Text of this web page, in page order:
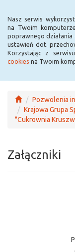
Nasz serwis
na Twoim
poprawnego działania
ustawień dot.
Korzystając z
cookies na Twoim
Pozwolenia
Krajowa Grupa
"Cukrownia
Załączniki